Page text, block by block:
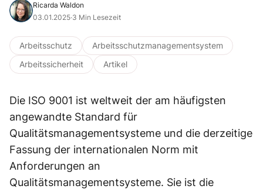
Ricarda Waldon
03.01.2025·3 Min Lesezeit
Arbeitsschutz
Arbeitsschutzmanagementsystem
Arbeitssicherheit
Artikel
Die ISO 9001 ist weltweit der am häufigsten
angewandte Standard für
Qualitätsmanagementsysteme und die derzeitige
Fassung der internationalen Norm mit
Anforderungen an
Qualitätsmanagementsysteme. Sie ist die